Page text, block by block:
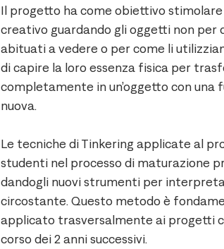
Il progetto ha come obiettivo
creativo guardando gli oggetti non per
abituati a vedere o per come li
di capire la loro essenza fisica per
completamente in un’oggetto con una
nuova.
Le tecniche di Tinkering applicate al
studenti nel processo di maturazione
dandogli nuovi strumenti per
circostante. Questo metodo è
applicato trasversalmente ai progetti
corso dei 2 anni successivi.